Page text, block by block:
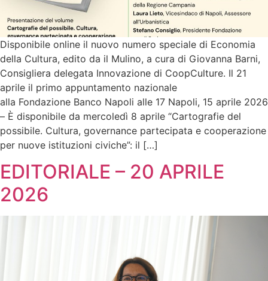
Disponibile online il nuovo numero speciale di Economia
della Cultura, edito da il Mulino, a cura di Giovanna Barni,
Consigliera delegata Innovazione di CoopCulture. Il 21
aprile il primo appuntamento nazionale
alla Fondazione Banco Napoli alle 17 Napoli, 15 aprile 2026
– È disponibile da mercoledì 8 aprile “Cartografie del
possibile. Cultura, governance partecipata e cooperazione
per nuove istituzioni civiche”: il […]
EDITORIALE – 20 APRILE
2026